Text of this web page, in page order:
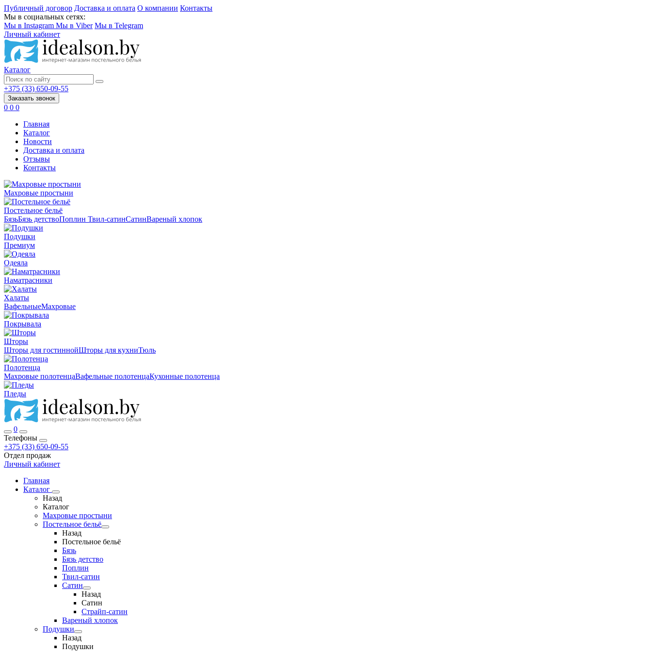
Публичный договор Доставка и оплата О компании Контакты
Мы в социальных сетях:
Мы в Instagram Мы в Viber Мы в Telegram
Личный кабинет
Каталог
+375 (33) 650-09-55
Заказать звонок
0 0 0
Главная
Каталог
Новости
Доставка и оплата
Отзывы
Контакты
Махровые простыни
Постельное бельё
БязьБязь детствоПоплин Твил-сатинСатинВареный хлопок
Подушки
Премиум
Одеяла
Наматрасники
Халаты
ВафельныеМахровые
Покрывала
Шторы
Шторы для гостиннойШторы для кухниТюль
Полотенца
Махровые полотенцаВафельные полотенцаКухонные полотенца
Пледы
0
Телефоны
+375 (33) 650-09-55
Отдел продаж
Личный кабинет
Главная
Каталог
Назад
Каталог
Махровые простыни
Постельное бельё
Назад
Постельное бельё
Бязь
Бязь детство
Поплин
Твил-сатин
Сатин
Назад
Сатин
Страйп-сатин
Вареный хлопок
Подушки
Назад
Подушки